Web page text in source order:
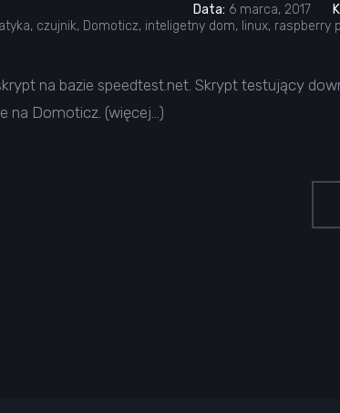
Data: 6 marca, 2017
, czujnik, Domoticz, inteligetny dom, linux, raspberry
na bazie speedtest.net. Skrypt testujący
na Domoticz. (więcej…)